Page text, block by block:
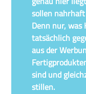
sollen
Denn nur,
tatsächlich
aus der
sind und
stillen.